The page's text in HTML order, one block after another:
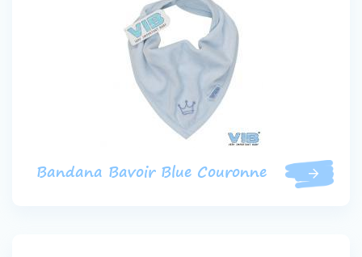
Bandana Bavoir Blue Couronne